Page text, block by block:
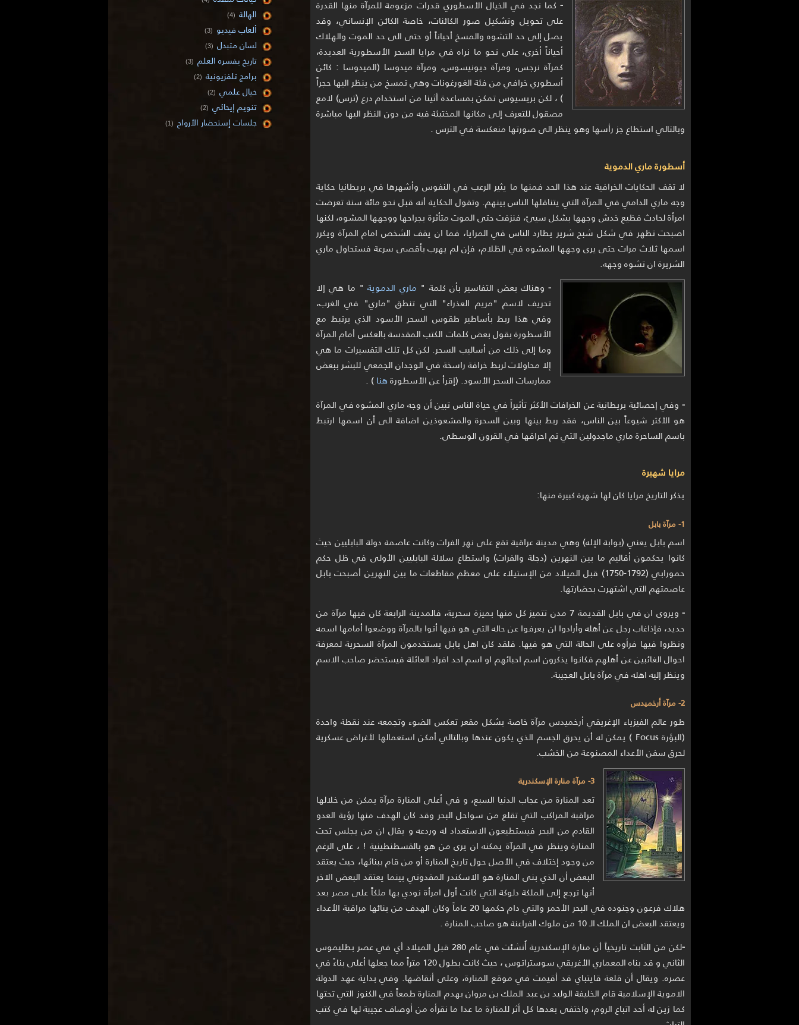
-كما نجد في الخيال الأسطوري قدرات مزعومة للمرآة منها القدرة
على تحويل وتشكيل صور الكائنات، خاصة الكائن الإنساني، وقد
يصل إلى حد التشوه والمسخ أحياناً أو حتى الى حد الموت والهلاك
أحياناً أخرى، على نحو ما نراه في مرايا السحر الأسطورية العديدة،
كمرآة نرجس، ومرآة ديونيسوس، ومرآة ميدوسا (الميدوسا : كائن
أسطوري خرافي من فئة الغورغونات وهي تمسخ من ينظر اليها حجراً
) ، لكن بريسيوس تمكن بمساعدة أثينا من استخدام درع (ترس) لامع
مصقول للتعرف إلى مكانها المختبئة فيه من دون النظر اليها مباشرة
وبالتالي استطاع جز رأسها وهو ينظر الى صورتها منعكسة في الترس .
أسطورة ماري الدموية
لا تقف الحكايات الخرافية عند هذا الحد فمنها ما يثير الرعب في النفوس وأشهرها في بريطانيا حكاية
وجه ماري الدامي في المرآة التي يتناقلها الناس بينهم. وتقول الحكاية أنه قبل نحو مائة سنة تعرضت
امرأة لحادث فظيع خدش وجهها بشكل سيئ، فنزفت حتى الموت متأثرة بجراحها ووجهها المشوه، لكنها
اصبحت تظهر في شكل شبح شرير يطارد الناس في المرايا، فما ان يقف الشخص امام المرآة ويكرر
اسمها ثلاث مرات حتى يرى وجهها المشوه في الظلام، فإن لم يهرب بأقصى سرعة فستحاول ماري
الشريرة ان تشوه وجهه.
-وهناك بعض التفاسير بأن كلمة " ماري الدموية" ما هي إلا
تحريف لاسم "مريم العذراء" التي تنطق "ماري" في الغرب،
وفي هذا ربط بأساطير طقوس السحر الأسود الذي يرتبط مع
الأسطورة بقول بعض كلمات الكتب المقدسة بالعكس أمام المرآة
وما إلى ذلك من أساليب السحر. لكن كل تلك التفسيرات ما هي
إلا محاولات لربط خرافة راسخة في الوجدان الجمعي للبشر ببعض
ممارسات السحر الأسود. (إقرأ عن الأسطورةهنا) .
- وفي إحصائية بريطانية عن الخرافات الأكثر تأثيراً في حياة الناس تبين أن وجه ماري المشوه في المرآة
هو الأكثر شيوعاً بين الناس، فقد ربط بينها وبين السحرة والمشعوذين اضافة الى أن اسمها ارتبط
باسم الساحرة ماري ماجدولين التي تم احراقها في القرون الوسطى.
مرايا شهيرة
يذكر التاريخ مرايا كان لها شهرة كبيرة منها:
1- مرآة بابل
اسم بابل يعني (بوابة الإله) وهي مدينة عراقية تقع على نهر الفرات وكانت عاصمة دولة البابليين حيث
كانوا يحكمون أقاليم ما بين النهرين (دجلة والفرات) واستطاع سلالة البابليين الأولى في ظل حكم
حمورابي (1792-1750) قبل الميلاد من الإستيلاء على معظم مقاطعات ما بين النهرين أصبحت بابل
عاصمتهم التي اشتهرت بحضارتها.
-
ويروى ان في بابل القديمة 7 مدن تتميز كل منها بميزة سحرية، فالمدينة الرابعة كان فيها مرآة من
حديد، فإذاغاب رجل عن أهله وأرادوا ان يعرفوا عن حاله التي هو فيها أتوا بالمرآة ووضعوا أمامها اسمه
ونظروا فيها فرأوه على الحالة التي هو فيها. فلقد كان اهل بابل يستخدمون المرآة السحرية لمعرفة
احوال الغائبين عن أهلهم فكانوا يذكرون اسم احبائهم او اسم احد افراد العائلة فيستحضر صاحب الاسم
وينظر إليه اهله في مرآة بابل العجيبة.
2- مرآة أرخميدس
طور عالم الفيزياء الإغريقي أرخميدس مرآة خاصة بشكل مقعر تعكس الضوء وتجمعه عند نقطة واحدة
(البؤرة Focus ) يمكن له أن يحرق الجسم الذي يكون عندها وبالتالي أمكن استعمالها لأغراض عسكرية
لحرق سفن الأعداء المصنوعة من الخشب.
3- مرآة منارة الإسكندرية
تعد المنارة من عجاب الدنيا السبع، و في أعلى المنارة مرآة يمكن من خلالها
مراقبة المراكب التي تقلع من سواحل البحر وقد كان الهدف منها رؤية العدو
القادم من البحر فيستطيعون الاستعداد له وردعه و يقال ان من يجلس تحت
المنارة وينظر في المرآة يمكنه ان يرى من هو بالقسطنطينية ! ، على الرغم
من وجود إختلاف في الأصل حول تاريخ المنارة أو من قام ببنائها، حيث يعتقد
البعض أن الذي بنى المنارة هو الاسكندر المقدوني بينما يعتقد البعض الاخر
أنها ترجع إلى الملكة دلوكة التي كانت أول امرأة نودي بها ملكاً على مصر بعد
هلاك فرعون وجنوده في البحر الأحمر والتي دام حكمها 20 عاماً وكان الهدف من بنائها مراقبة الأعداء
ويعتقد البعض ان الملك الـ 10 من ملوك الفراعنة هو صاحب المنارة .
-
لكن من الثابت تاريخياً أن منارة الإسكندرية أُنشئت في عام 280 قبل الميلاد أي في عصر بطليموس
الثاني و قد بناه المعماري الأغريقي سوستراتوس ، حيث كانت بطول 120 متراً مما جعلها أعلى بناءً في
عصره. ويقال أن قلعة قايتباي قد أقيمت في موقع المنارة، وعلى أنقاضها. وفي بداية عهد الدولة
الاموية الإسلامية قام الخليفة الوليد بن عبد الملك بن مروان بهدم المنارة طمعاً في الكنوز التي تحتها
كما زين له أحد اتباع الروم، واختفى بعدها كل أثر للمنارة ما عدا ما نقرأه من أوصاف عجيبة لها في كتب
الهالة (4)
ألعاب فيديو (3)
لسان متبدل (3)
تاريخ يفسره العلم (3)
برامج تلفزيونية (2)
خيال علمي (2)
تنويم إيحائي (2)
جلسات إستحضار الأرواح (1)